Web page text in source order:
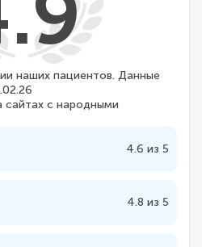
наших пациентов. Данные
сайтах с народными
4.6 из 5
4.8 из 5